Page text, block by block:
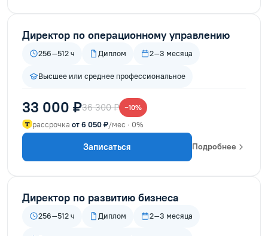
Директор по операционному управлению
256–512 ч Диплом 2–3 месяца
Высшее или среднее профессиональное
33 000 ₽36 300 ₽ −10%
рассрочка от 6 050 ₽/мес · 0%
Записаться Подробнее
Директор по развитию бизнеса
256–512 ч Диплом 2–3 месяца